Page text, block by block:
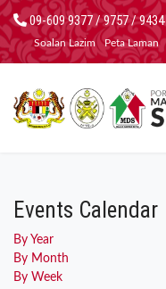
09-609 9377 / 9757 / 9434
Soalan Lazim Peta Laman
Events Calendar
By Year
By Month
By Week